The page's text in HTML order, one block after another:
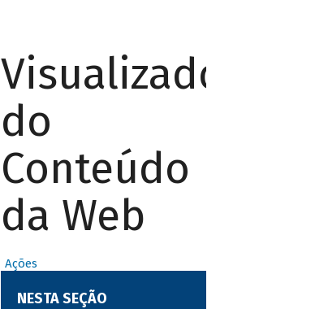
Visualizador
do
Conteúdo
da Web
Ações
NESTA SEÇÃO